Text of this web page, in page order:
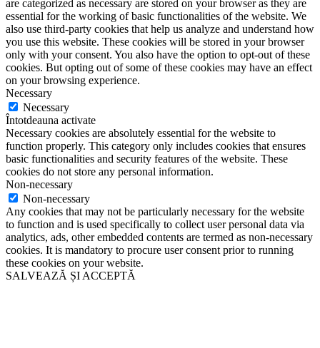
are categorized as necessary are stored on your browser as they are
essential for the working of basic functionalities of the website. We
also use third-party cookies that help us analyze and understand how
you use this website. These cookies will be stored in your browser
only with your consent. You also have the option to opt-out of these
cookies. But opting out of some of these cookies may have an effect
on your browsing experience.
Necessary
Necessary
Întotdeauna activate
Necessary cookies are absolutely essential for the website to
function properly. This category only includes cookies that ensures
basic functionalities and security features of the website. These
cookies do not store any personal information.
Non-necessary
Non-necessary
Any cookies that may not be particularly necessary for the website
to function and is used specifically to collect user personal data via
analytics, ads, other embedded contents are termed as non-necessary
cookies. It is mandatory to procure user consent prior to running
these cookies on your website.
SALVEAZĂ ȘI ACCEPTĂ